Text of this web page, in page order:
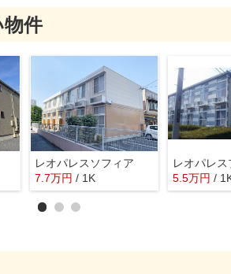
件
レオパレスソフィア
7.7万円 / 1K
レオパレ
5.5万円 /